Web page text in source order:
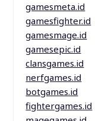
gamesmeta.id
gamesfighter.id
gamesmage.id
gamesepic.id
clansgames.id
nerfgames.id
botgames.id
fightergames.id